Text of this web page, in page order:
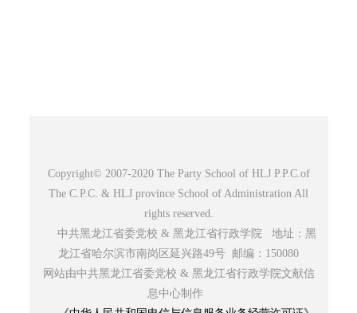
Copyright© 2007-2020 The Party School of HLJ P.P.C.of
The C.P.C. & HLJ province School of Administration All
rights reserved.
中共黑龙江省委党校 & 黑龙江省行政学院 地址：黑
龙江省哈尔滨市南岗区延兴路49号 邮编：150080
网站由中共黑龙江省委党校 & 黑龙江省行政学院文献信
息中心制作